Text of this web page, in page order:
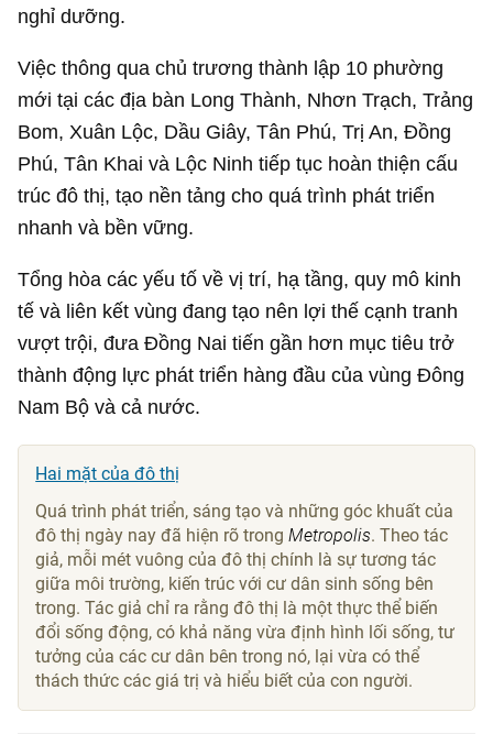
nghỉ dưỡng.
Việc thông qua chủ trương thành lập 10 phường
mới tại các địa bàn Long Thành, Nhơn Trạch, Trảng
Bom, Xuân Lộc, Dầu Giây, Tân Phú, Trị An, Đồng
Phú, Tân Khai và Lộc Ninh tiếp tục hoàn thiện cấu
trúc đô thị, tạo nền tảng cho quá trình phát triển
nhanh và bền vững.
Tổng hòa các yếu tố về vị trí, hạ tầng, quy mô kinh
tế và liên kết vùng đang tạo nên lợi thế cạnh tranh
vượt trội, đưa Đồng Nai tiến gần hơn mục tiêu trở
thành động lực phát triển hàng đầu của vùng Đông
Nam Bộ và cả nước.
Hai mặt của đô thị
Quá trình phát triển, sáng tạo và những góc khuất của
đô thị ngày nay đã hiện rõ trongMetropolis. Theo tác
giả, ​​mỗi mét vuông của đô thị chính là sự tương tác
giữa môi trường, kiến trúc với cư dân sinh sống bên
trong. Tác giả chỉ ra rằng đô thị là một thực thể biến
đổi sống động, có khả năng vừa định hình lối sống, tư
tưởng của các cư dân bên trong nó, lại vừa có thể
thách thức các giá trị và hiểu biết của con người.